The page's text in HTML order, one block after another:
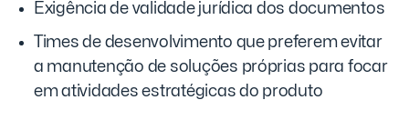
Exigência de validade jurídica dos documentos
Times de desenvolvimento que preferem evitar
a manutenção de soluções próprias para focar
em atividades estratégicas do produto